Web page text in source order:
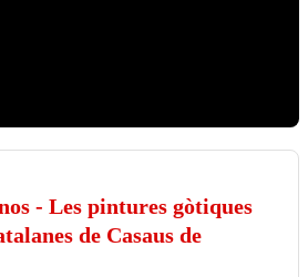
- Les pintures gòtiques
de Casaus de